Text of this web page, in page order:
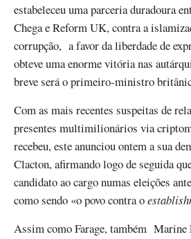
estabeleceu uma parceria duradoura
Chega e Reform UK, contra a
corrupção, a favor da liberdade de
obteve uma enorme vitória nas
breve será o primeiro-ministro
Com as mais recentes suspeitas de
presentes multimilionários via
recebeu, este anunciou ontem a sua
Clacton, afirmando logo de seguida
candidato ao cargo numas eleições
como sendo «o povo contra o
Assim como Farage, também Marine